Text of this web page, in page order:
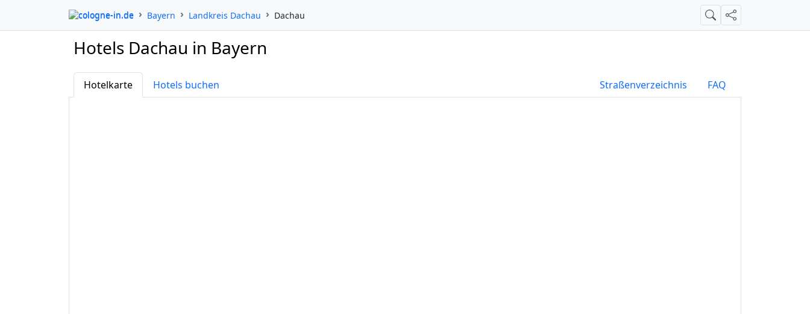
cologne-in.de Bayern Landkreis Dachau Dachau SucheTeilen
Hotels Dachau in Bayern
Hotelkarte Hotels buchen Straßenverzeichnis FAQ